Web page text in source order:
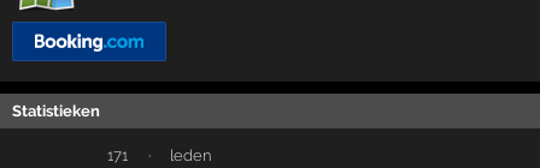
Statistieken
171 ·
leden